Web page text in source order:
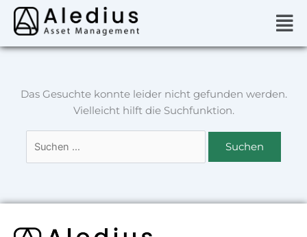
Zum
Inhalt
Das Gesuchte konnte leider nicht gefunden werden.
Vielleicht hilft die Suchfunktion.
Suchen
nach: